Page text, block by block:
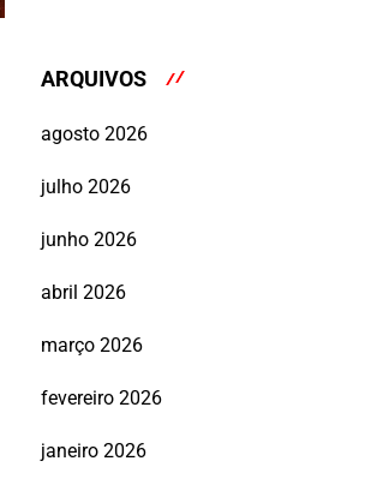
ARQUIVOS
agosto 2026
julho 2026
junho 2026
abril 2026
março 2026
fevereiro 2026
janeiro 2026